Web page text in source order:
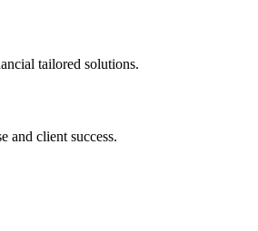
tailored solutions.
and client success.